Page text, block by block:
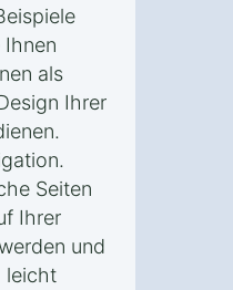
als
Ihrer
Seiten
Ihrer
und
leicht